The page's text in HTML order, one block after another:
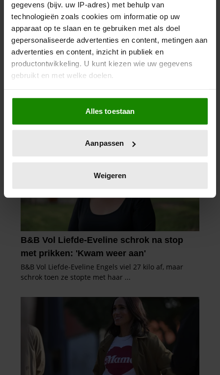
gegevens (bijv. uw IP-adres) met behulp van
technologieën zoals cookies om informatie op uw
apparaat op te slaan en te gebruiken met als doel
gepersonaliseerde advertenties en content, metingen aan
advertenties en content, inzicht in publiek en
productontwikkeling. U kunt kiezen wie uw gegevens
gebruikt en met welke doelen.
Als u het toestaat, willen we ook graag:
Informatie verzamelen over uw geografische
locatie, die tot een paar meter nauwkeurig kan zijn
scannen op specifieke eigenschappen (fingerprinting)
verwerkt en stel uw voorkeuren in het
intrekken in de Cookieverklaring.
We gebruiken cookies om content en advertenties te
personaliseren, om functies voor social media te bieden
en om ons websiteverkeer te analyseren. Ook delen we
informatie over uw gebruik van onze site met onze
partners voor social media, adverteren en analyse. Deze
partners kunnen deze gegevens combineren met andere
verzameld op basis van uw gebruik van hun services. U
gaat akkoord met onze cookies als u onze website blijft
gebruiken.
Alles toestaan
Aanpassen
Weigeren